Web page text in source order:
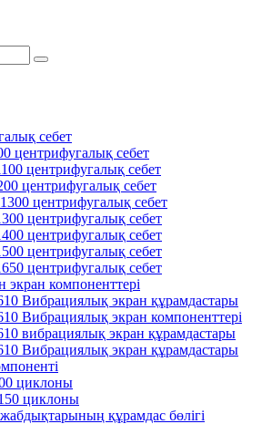
себет
центрифугалық себет
центрифугалық себет
центрифугалық себет
центрифугалық себет
центрифугалық себет
центрифугалық себет
центрифугалық себет
центрифугалық себет
экран компоненттері
Вибрациялық экран құрамдастары
Вибрациялық экран компоненттері
вибрациялық экран құрамдастары
Вибрациялық экран құрамдастары
циклоны
циклоны
құрамдас бөлігі